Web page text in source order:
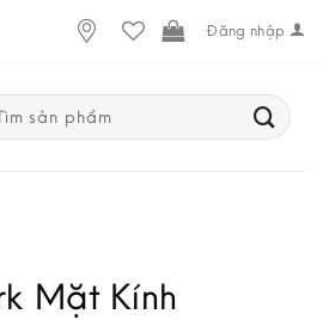
Đăng nhập
Mặt Kính